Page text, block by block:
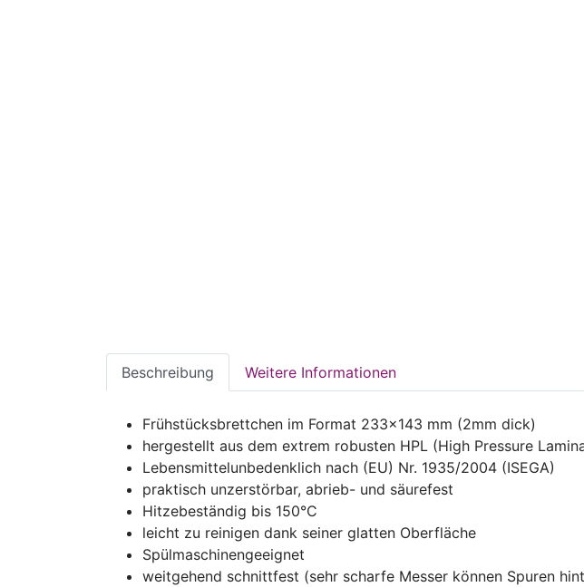
Beschreibung Weitere Informationen
Frühstücksbrettchen im Format 233x143 mm (2mm dick)
hergestellt aus dem extrem robusten HPL (High Pressure
Lebensmittelunbedenklich nach (EU) Nr. 1935/2004 (ISEGA)
praktisch unzerstörbar, abrieb- und säurefest
Hitzebeständig bis 150°C
leicht zu reinigen dank seiner glatten Oberfläche
Spülmaschinengeeignet
weitgehend schnittfest (sehr scharfe Messer können Spuren